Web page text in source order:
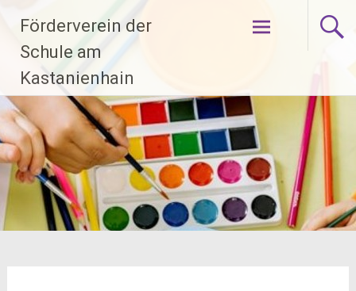
Inhalt
springen
Förderverein der
Schule am
Kastanienhain